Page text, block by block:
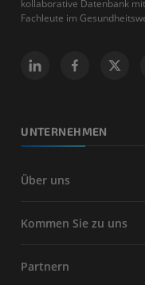
kollaborative Datenbank
Fachleute im
UNTERNEHMEN
Über uns
Kommen Sie zu uns
Partnern